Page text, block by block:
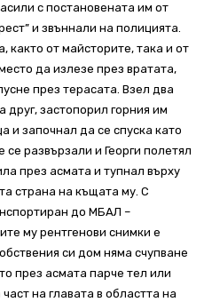
с постановената им от
и звъннали на полицията.
както от майсторите, така и от
да излезе през вратата,
през терасата. Взел два
друг, застопорил горния им
и започнал да се спуска като
развързали и Георги полетял
през асмата и тупнал върху
страна на къщата му. С
до МБАЛ –
му рентгенови снимки е
си дом няма счупване
през асмата парче тел или
на главата в областта на